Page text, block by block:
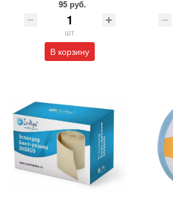
95 руб.
шт
В корзину